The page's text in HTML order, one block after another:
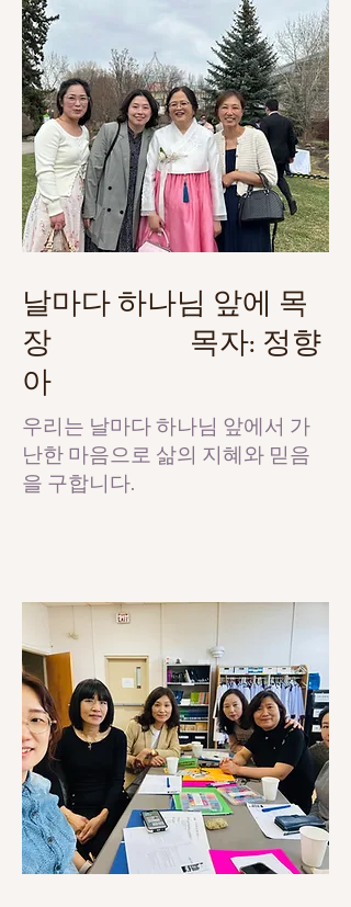
날마다 하나님 앞에 목
장 목자: 정향
아
​우리는 날마다 하나님 앞에서 가
난한 마음으로 삶의 지혜와 믿음
을 구합니다.